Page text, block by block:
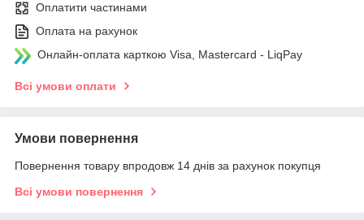
Оплатити частинами
Оплата на рахунок
Онлайн-оплата карткою Visa, Mastercard - LiqPay
Всі умови оплати
Умови повернення
Повернення товару впродовж 14 днів за рахунок покупця
Всі умови повернення